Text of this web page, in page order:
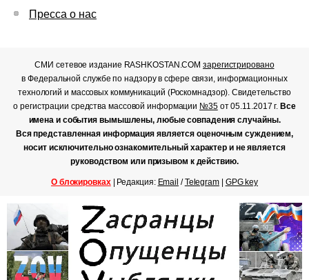
Пресса о нас
СМИ сетевое издание RASHKOSTAN.COMзарегистрировано
в Федеральной службе по надзору в сфере связи, информационных
технологий и массовых коммуникаций (Роскомнадзор). Свидетельство
о регистрации средства массовой информации №35от 05.11.2017 г. Все
имена и события вымышлены, любые совпадения случайны.
Вся представленная информация является оценочным суждением,
носит исключительно ознакомительный характер и не является
руководством или призывом к действию.
О блокировках| Редакция: Email /Telegram| GPG key